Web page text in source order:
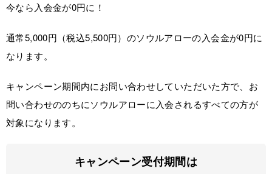
今なら入会金が0円に！
通常5,000円（税込5,500円）のソウルアローの入会金が0円に
なります。
キャンペーン期間内にお問い合わせしていただいた方で、お
問い合わせののちにソウルアローに入会されるすべての方が
対象になります。
キャンペーン受付期間は